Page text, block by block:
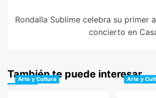
Rondalla Sublime celebra su primer
concierto en
También te puede interesar
Arte y Cultura Arte y